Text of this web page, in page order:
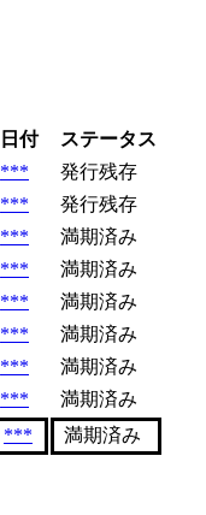
日付
ステータス
***
発行残存
***
発行残存
***
満期済み
***
満期済み
***
満期済み
***
満期済み
***
満期済み
***
満期済み
***
満期済み